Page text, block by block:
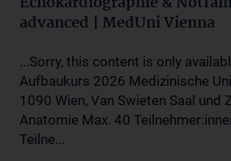
advanced | MedUni Vienna
...Sorry, this content is only
Aufbaukurs 2026 Medizinische
1090 Wien, Van Swieten Saal und
Anatomie Max. 40
Teilne...